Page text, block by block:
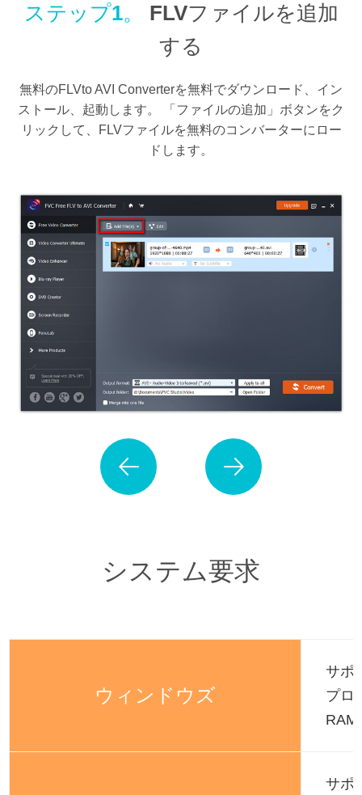
ステップ1。
FLVファイルを追加
する
無料のFLVto AVI Converterを無料でダウンロード、イン
ストール、起動します。 「ファイルの追加」ボタンをク
リックして、FLVファイルを無料のコンバーターにロー
ドします。
システム要求
ウィンドウズ
サポ
プロ
RAM
サポ